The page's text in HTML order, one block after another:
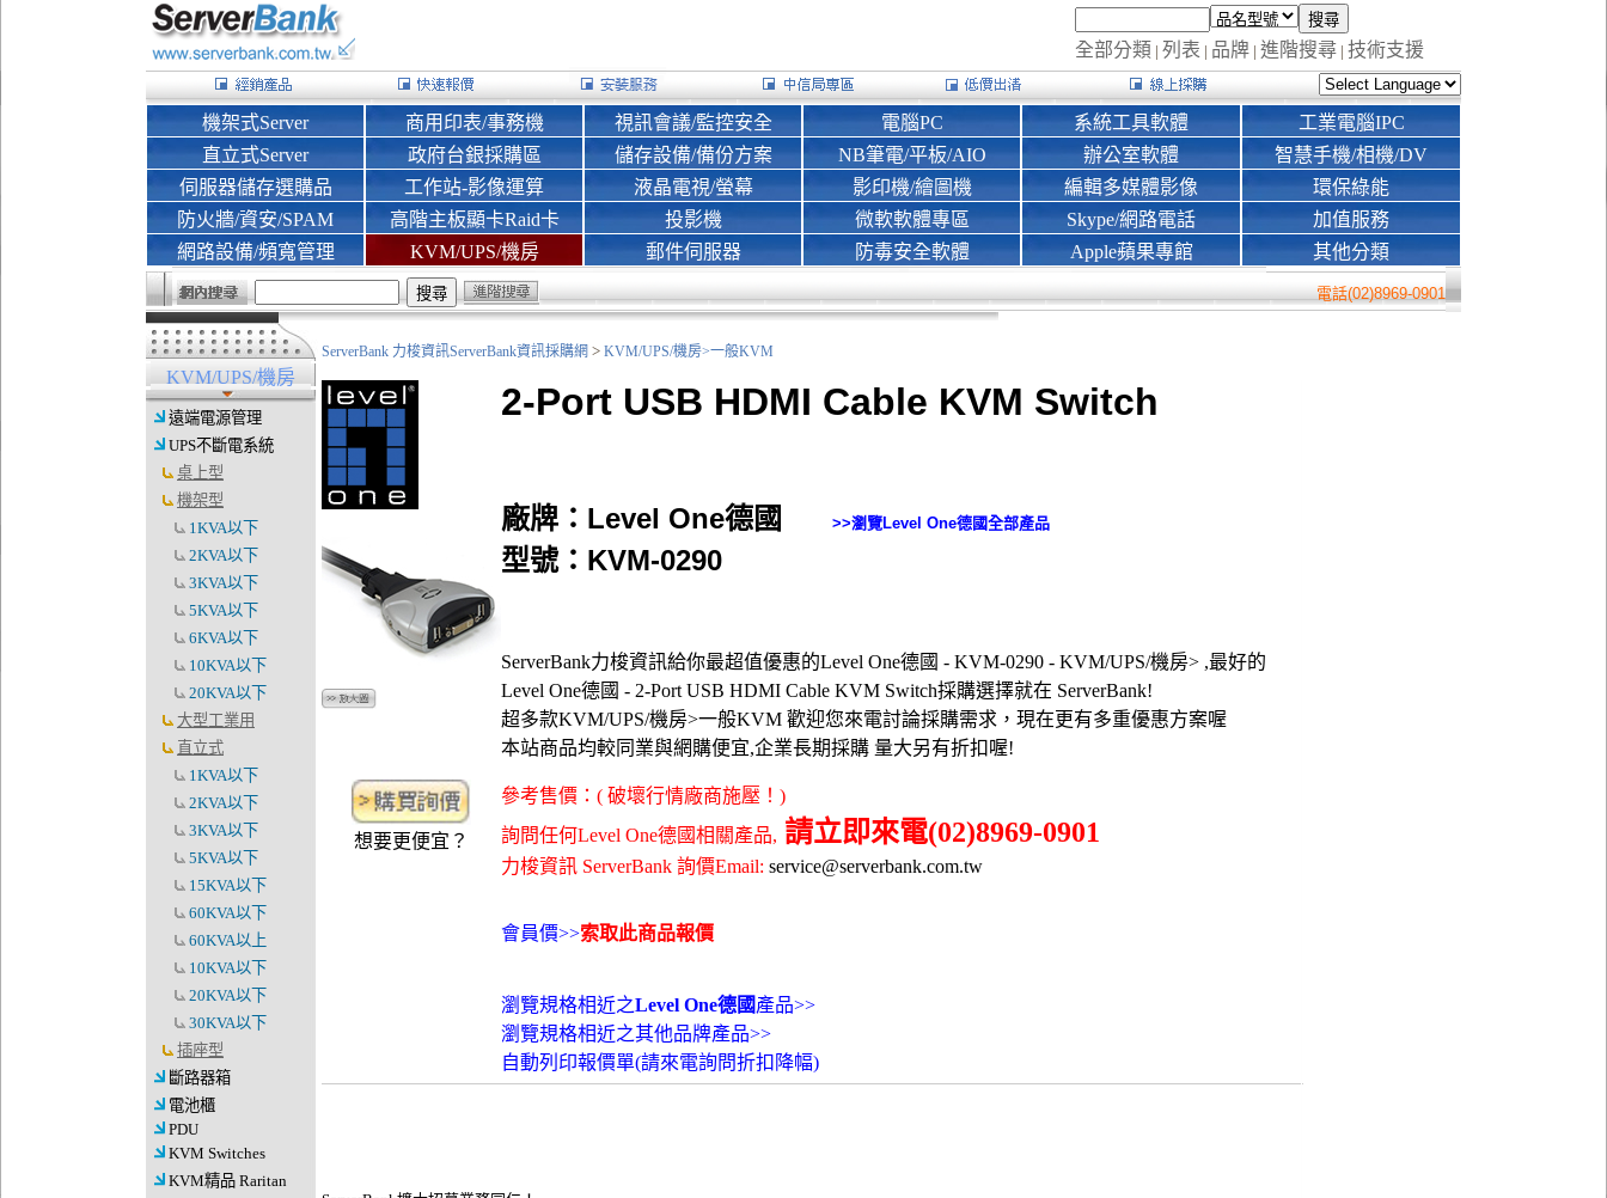
全部分類 | 列表 | 品牌 | 進階搜尋 | 技術支援
機架式Server
直立式Server
伺服器儲存選購品
防火牆/資安/SPAM
網路設備/頻寬管理
商用印表/事務機
政府台銀採購區
工作站-影像運算
高階主板顯卡Raid卡
KVM/UPS/機房
視訊會議/監控安全
儲存設備/備份方案
液晶電視/螢幕
投影機
郵件伺服器
電腦PC
NB筆電/平板/AIO
影印機/繪圖機
微軟軟體專區
防毒安全軟體
系統工具軟體
辦公室軟體
編輯多媒體影像
Skype/網路電話
Apple蘋果專館
工業電腦IPC
智慧手機/相機/DV
環保綠能
加值服務
其他分類
電話(02)8969-0901
KVM/UPS/機房
遠端電源管理
UPS不斷電系統
桌上型
機架型
1KVA以下
2KVA以下
3KVA以下
5KVA以下
6KVA以下
10KVA以下
20KVA以下
大型工業用
直立式
1KVA以下
2KVA以下
3KVA以下
5KVA以下
15KVA以下
60KVA以下
60KVA以上
10KVA以下
20KVA以下
30KVA以下
插座型
斷路器箱
電池櫃
PDU
KVM Switches
KVM精品 Raritan
ServerBank 力梭資訊ServerBank資訊採購網 > KVM/UPS/機房>一般KVM
2-Port USB HDMI Cable KVM Switch
廠牌：Level One德國 >>瀏覽Level One德國全部產品
型號：KVM-0290
ServerBank力梭資訊給你最超值優惠的Level One德國 - KVM-0290 - KVM/UPS/機房> ,最好的
Level One德國 - 2-Port USB HDMI Cable KVM Switch採購選擇就在 ServerBank!
超多款KVM/UPS/機房>一般KVM 歡迎您來電討論採購需求，現在更有多重優惠方案喔
本站商品均較同業與網購便宜,企業長期採購 量大另有折扣喔!
想要更便宜？
參考售價：( 破壞行情廠商施壓！)
詢問任何Level One德國相關產品, 請立即來電(02)8969-0901
力梭資訊 ServerBank 詢價Email: service@serverbank.com.tw
會員價>>索取此商品報價
瀏覽規格相近之Level One德國產品>>
瀏覽規格相近之其他品牌產品>>
自動列印報價單(請來電詢問折扣降幅)